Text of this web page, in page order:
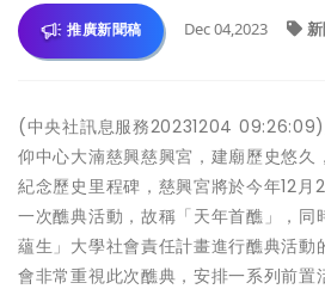
推廣新聞稿 Dec 04,2023
(中央社訊息服務20231204
仰中心大湳慈興慈興宮，建廟歷史悠久
紀念歷史里程碑，慈興宮將於今年12月
一次醮典活動，故稱「天年首醮」，同
蘊生」大學社會責任計畫進行醮典活動
會非常重視此次醮典，安排一系列前置